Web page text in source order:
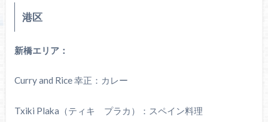
港区
新橋エリア：
Curry and Rice 幸正：カレー
Txiki Plaka（ティキ プラカ）：スペイン料理